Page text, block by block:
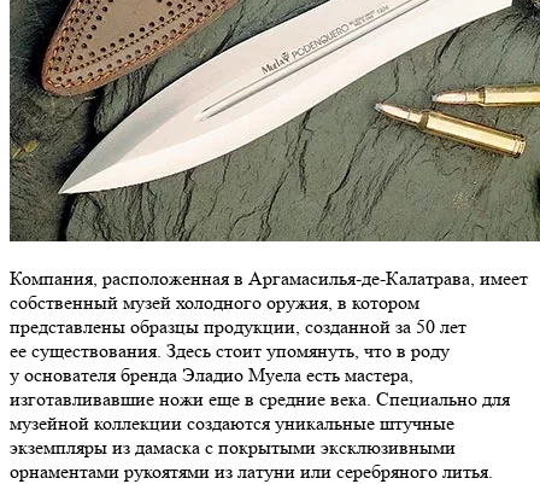
Компания, расположенная в Аргамасилья-де-Калатрава, имеет
собственный музей холодного оружия, в котором
представлены образцы продукции, созданной за 50 лет
ее существования. Здесь стоит упомянуть, что в роду
у основателя бренда Эладио Муела есть мастера,
изготавливавшие ножи еще в средние века. Специально для
музейной коллекции создаются уникальные штучные
экземпляры из дамаска с покрытыми эксклюзивными
орнаментами рукоятями из латуни или серебряного литья.